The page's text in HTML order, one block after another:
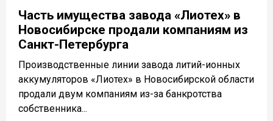
Часть имущества завода «Лиотех» в
Новосибирске продали компаниям из
Санкт-Петербурга
Производственные линии завода литий-ионных
аккумуляторов «Лиотех» в Новосибирской области
продали двум компаниям из-за банкротства
собственника...